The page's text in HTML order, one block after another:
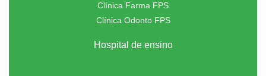
Clínica Farma FPS
Clínica Odonto FPS
Hospital de ensino